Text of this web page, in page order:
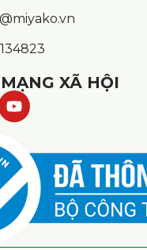
XÃ HỘI